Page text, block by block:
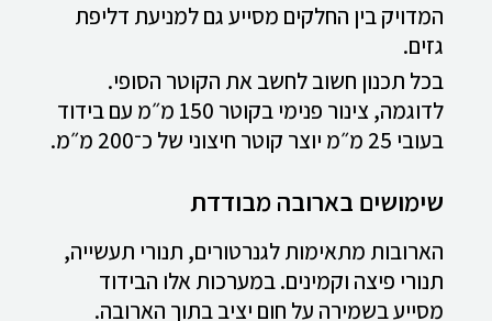
המדויק בין החלקים מסייע גם למניעת דליפת
גזים.
בכל תכנון חשוב לחשב את הקוטר הסופי.
לדוגמה, צינור פנימי בקוטר 150 מ״מ עם בידוד
בעובי 25 מ״מ יוצר קוטר חיצוני של כ־200 מ״מ.
שימושים בארובה מבודדת
הארובות מתאימות לגנרטורים, תנורי תעשייה,
תנורי פיצה וקמינים. במערכות אלו הבידוד
מסייע בשמירה על חום יציב בתוך הארובה.